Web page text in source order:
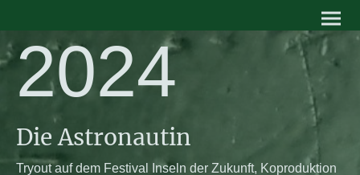
2024
Die Astronautin
Tryout auf dem Festival Inseln der Zukunft, Koproduktion